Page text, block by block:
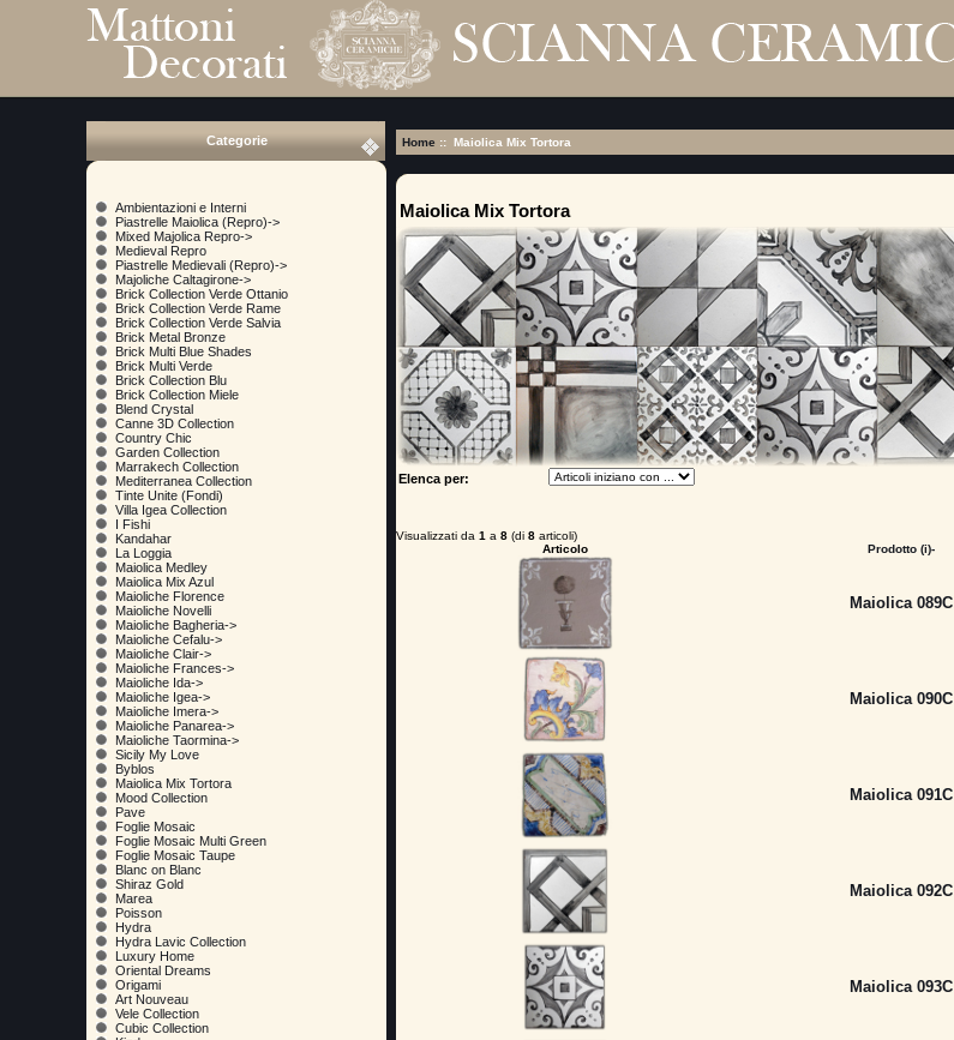
Categorie
Ambientazioni e Interni
Piastrelle Maiolica (Repro)->
Mixed Majolica Repro->
Medieval Repro
Piastrelle Medievali (Repro)->
Majoliche Caltagirone->
Brick Collection Verde Ottanio
Brick Collection Verde Rame
Brick Collection Verde Salvia
Brick Metal Bronze
Brick Multi Blue Shades
Brick Multi Verde
Brick Collection Blu
Brick Collection Miele
Blend Crystal
Canne 3D Collection
Country Chic
Garden Collection
Marrakech Collection
Mediterranea Collection
Tinte Unite (Fondi)
Villa Igea Collection
I Fishi
Kandahar
La Loggia
Maiolica Medley
Maiolica Mix Azul
Maioliche Florence
Maioliche Novelli
Maioliche Bagheria->
Maioliche Cefalu->
Maioliche Clair->
Maioliche Frances->
Maioliche Ida->
Maioliche Igea->
Maioliche Imera->
Maioliche Panarea->
Maioliche Taormina->
Sicily My Love
Byblos
Maiolica Mix Tortora
Mood Collection
Pave
Foglie Mosaic
Foglie Mosaic Multi Green
Foglie Mosaic Taupe
Blanc on Blanc
Shiraz Gold
Marea
Poisson
Hydra
Hydra Lavic Collection
Luxury Home
Oriental Dreams
Origami
Art Nouveau
Vele Collection
Cubic Collection
Home :: Maiolica Mix Tortora
Maiolica Mix Tortora
Elenca per:
Visualizzati da 1 a 8 (di 8 articoli)
Articolo
Prodotto (i)-
Maiolica 089C
Maiolica 090C
Maiolica 091C
Maiolica 092C
Maiolica 093C